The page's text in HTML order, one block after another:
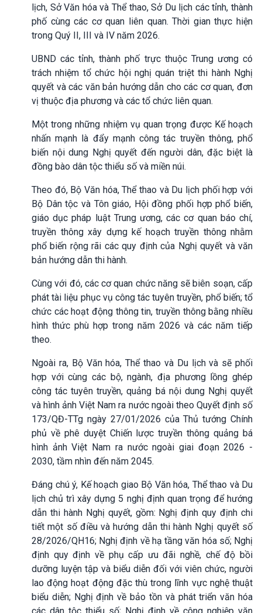
lịch, Sở Văn hóa và Thể thao, Sở Du lịch các tỉnh, thành
phố cùng các cơ quan liên quan. Thời gian thực hiện
trong Quý II, III và IV năm 2026.
UBND các tỉnh, thành phố trực thuộc Trung ương có
trách nhiệm tổ chức hội nghị quán triệt thi hành Nghị
quyết và các văn bản hướng dẫn cho các cơ quan, đơn
vị thuộc địa phương và các tổ chức liên quan.
Một trong những nhiệm vụ quan trọng được Kế hoạch
nhấn mạnh là đẩy mạnh công tác truyền thông, phổ
biến nội dung Nghị quyết đến người dân, đặc biệt là
đồng bào dân tộc thiểu số và miền núi.
Theo đó, Bộ Văn hóa, Thể thao và Du lịch phối hợp với
Bộ Dân tộc và Tôn giáo, Hội đồng phối hợp phổ biến,
giáo dục pháp luật Trung ương, các cơ quan báo chí,
truyền thông xây dựng kế hoạch truyền thông nhằm
phổ biến rộng rãi các quy định của Nghị quyết và văn
bản hướng dẫn thi hành.
Cùng với đó, các cơ quan chức năng sẽ biên soạn, cấp
phát tài liệu phục vụ công tác tuyên truyền, phổ biến; tổ
chức các hoạt động thông tin, truyền thông bằng nhiều
hình thức phù hợp trong năm 2026 và các năm tiếp
theo.
Ngoài ra, Bộ Văn hóa, Thể thao và Du lịch và sẽ phối
hợp với cùng các bộ, ngành, địa phương lồng ghép
công tác tuyên truyền, quảng bá nội dung Nghị quyết
và hình ảnh Việt Nam ra nước ngoài theo Quyết định số
173/QĐ-TTg ngày 27/01/2026 của Thủ tướng Chính
phủ về phê duyệt Chiến lược truyền thông quảng bá
hình ảnh Việt Nam ra nước ngoài giai đoạn 2026 -
2030, tầm nhìn đến năm 2045.
Đáng chú ý, Kế hoạch giao Bộ Văn hóa, Thể thao và Du
lịch chủ trì xây dựng 5 nghị định quan trọng để hướng
dẫn thi hành Nghị quyết, gồm: Nghị định quy định chi
tiết một số điều và hướng dẫn thi hành Nghị quyết số
28/2026/QH16; Nghị định về hạ tầng văn hóa số; Nghị
định quy định về phụ cấp ưu đãi nghề, chế độ bồi
dưỡng luyện tập và biểu diễn đối với viên chức, người
lao động hoạt động đặc thù trong lĩnh vực nghệ thuật
biểu diễn; Nghị định về bảo tồn và phát triển văn hóa
các dân tộc thiểu số; Nghị định về công nghiệp văn